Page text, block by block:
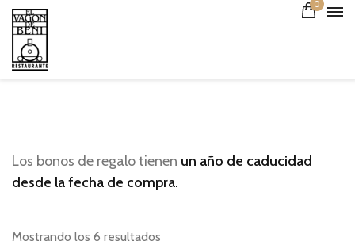
0
Los bonos de regalo tienen un año de caducidad
desde la fecha de compra.
Mostrando los 6 resultados